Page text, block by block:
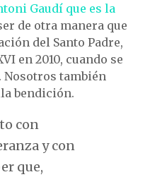
Gaudí que es la
de otra manera que
del Santo Padre,
en 2010, cuando se
Nosotros también
bendición.
con
y con
que,